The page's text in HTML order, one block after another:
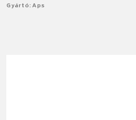
Gyártó: Aps